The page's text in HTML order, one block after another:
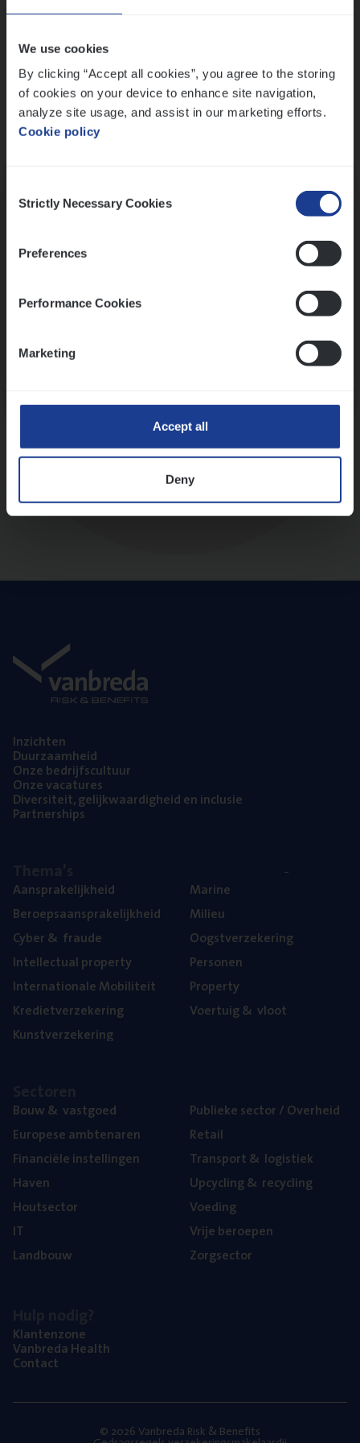
We use cookies
By clicking “Accept all cookies”, you agree to the storing
of cookies on your device to enhance site navigation,
analyze site usage, and assist in our marketing efforts.
Cookie policy
Selection
Strictly Necessary Cookies
Preferences
Performance Cookies
Marketing
Accept all
Deny
Inzich­ten
Duur­zaam­heid
Onze bedrijfs­cul­tuur
Onze vaca­tu­res
Diver­si­teit, gelijk­waar­dig­heid en inclusie
Part­ner­ships
Aan­spra­ke­lijk­heid
Beroeps­aan­spra­ke­lijk­heid
Cyber& fraude
Intel­lec­tu­al property
Inter­na­ti­o­na­le Mobiliteit
Kre­diet­ver­ze­ke­ring
Kunst­ver­ze­ke­ring
Mari­ne
Mili­eu
Oogst­ver­ze­ke­ring
Per­so­nen
Pro­per­ty
Voer­tuig& vloot
Bouw& vastgoed
Euro­pe­se ambtenaren
Finan­ci­ë­le instellingen
Haven
Hout­sec­tor
IT
Land­bouw
Publie­ke sec­tor / Overheid
Retail
Trans­port& logistiek
Upcy­cling& recycling
Voe­ding
Vrije beroe­pen
Zorg­sec­tor
Klan­ten­zo­ne
Van­b­re­da Health
Con­tact
© 2026 Vanbreda Risk & Benefits